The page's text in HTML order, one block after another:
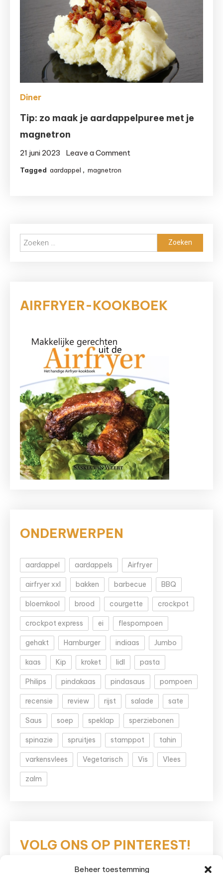
Beheer toestemming
Diner
Tip: zo maak je aardappelpuree met je
magnetron
21 juni 2023 Leave a Comment
met
Tagged aardappel , magnetron
Zoeken
naar:
AIRFRYER-KOOKBOEK
ONDERWERPEN
aardappel aardappels Airfryer
airfryer xxl bakken barbecue BBQ
bloemkool brood courgette crockpot
crockpot express ei flespompoen
gehakt Hamburger indiaas Jumbo
kaas Kip kroket lidl pasta
Philips pindakaas pindasaus pompoen
recensie review rijst salade sate
Saus soep speklap sperziebonen
spinazie spruitjes stamppot tahin
varkensvlees Vegetarisch Vis Vlees
zalm
VOLG ONS OP PINTEREST!